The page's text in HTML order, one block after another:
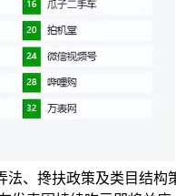
、搀扶政策及类目结